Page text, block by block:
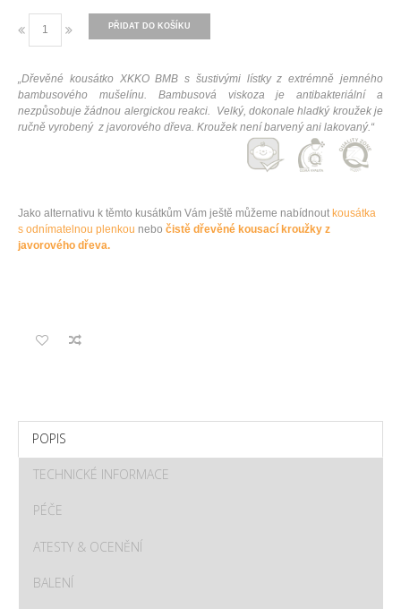
PŘIDAT DO KOŠÍKU
„Dřevěné kousátko XKKO BMB s šustivými lístky z extrémně jemného
bambusového mušelínu. Bambusová viskoza je antibakteriální a
nezpůsobuje žádnou alergickou reakci. Velký, dokonale hladký kroužek je
ručně vyrobený z javorového dřeva. Kroužek není barvený ani lakovaný.“
Jako alternativu k těmto kusátkům Vám ještě můžeme nabídnout kousátka
s odnímatelnou plenkou nebo čistě dřevěné kousací kroužky z
javorového dřeva.
POPIS
TECHNICKÉ INFORMACE
PÉČE
ATESTY & OCENĚNÍ
BALENÍ